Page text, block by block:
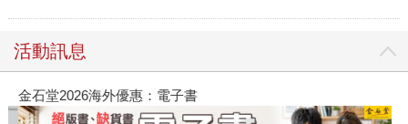
活動訊息
金石堂2026海外優惠：電子書